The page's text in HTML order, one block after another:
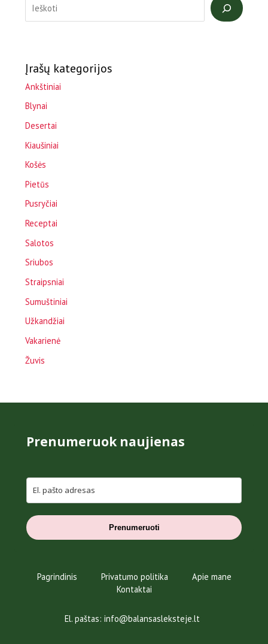
Įrašų kategorijos
Ankštiniai
Blynai
Desertai
Kiaušiniai
Košės
Pietūs
Pusryčiai
Receptai
Salotos
Sriubos
Straipsniai
Sumuštiniai
Užkandžiai
Vakarienė
Žuvis
Prenumeruok naujienas
Prenumeruoti
Pagrindinis Privatumo politika
Apie mane
Kontaktai
El. paštas: info@balansasleksteje.lt